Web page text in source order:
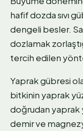
hafif dozda sıvı
dengeli besler.
dozlamak
tercih edilen
Yaprak gübresi
bitkinin yaprak
doğrudan yaprak
demir ve